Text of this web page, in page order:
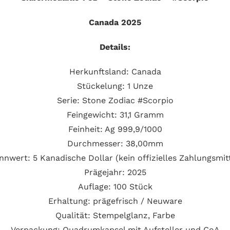
Canada 2025
Details:
Herkunftsland: Canada
Stückelung: 1 Unze
Serie: Stone Zodiac #Scorpio
Feingewicht: 31,1 Gramm
Feinheit: Ag 999,9/1000
Durchmesser: 38,00mm
5 Kanadische Dollar (kein offizielles
Prägejahr: 2025
Auflage: 100 Stück
Erhaltung: prägefrisch / Neuware
Qualität: Stempelglanz, Farbe